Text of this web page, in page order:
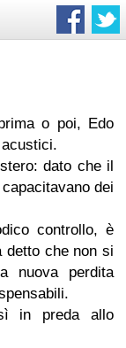
o poi, Edo
dato che il
dei
controllo, è
detto che non si
nuova perdita
in preda allo